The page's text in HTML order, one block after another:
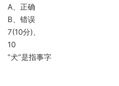
A、正确
B、错误
7(10分)、
10
“犬”是指事字